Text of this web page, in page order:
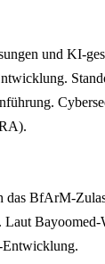
und KI-
das BfArM-
Bayoomed-
Entwicklung.